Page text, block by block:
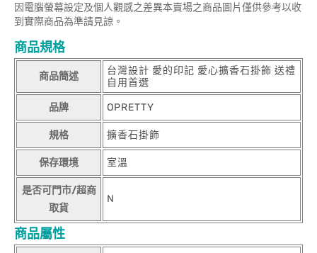
因電腦螢幕設定及個人觀感之差異本賣場之商品圖片僅供參考以收
到實際商品為準請見諒。
商品規格
商品簡述
台灣設計 愛的印記 愛心擴香石掛飾 送禮
自用首選
品牌 OPRETTY
規格 擴香石掛飾
保存環境 室溫
是否可門市/超商
取貨
N
商品屬性